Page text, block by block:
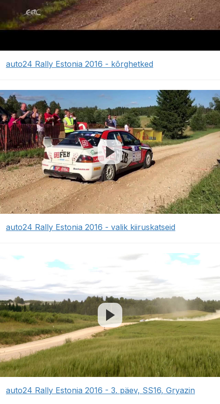
auto24 Rally Estonia 2016 - kõrghetked
auto24 Rally Estonia 2016 - valik kiiruskatseid
auto24 Rally Estonia 2016 - 3. päev, SS16, Gryazin